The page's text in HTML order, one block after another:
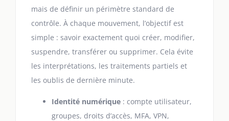
mais de définir un périmètre standard de
contrôle. À chaque mouvement, l’objectif est
simple : savoir exactement quoi créer, modifier,
suspendre, transférer ou supprimer. Cela évite
les interprétations, les traitements partiels et
les oublis de dernière minute.
Identité numérique : compte utilisateur,
groupes, droits d’accès, MFA, VPN,